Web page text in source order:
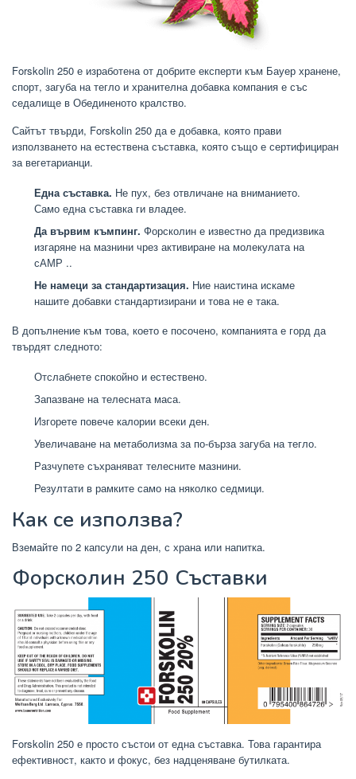
Forskolin 250 е изработена от добрите експерти към Бауер хранене,
спорт, загуба на тегло и хранителна добавка компания е със
седалище в Обединеното кралство.
Сайтът твърди, Forskolin 250 да е добавка, която прави
използването на естествена съставка, която също е сертифициран
за вегетарианци.
Една съставка. Не пух, без отвличане на вниманието.
Само една съставка ги владее.
Да вървим къмпинг. Форсколин е известно да предизвика
изгаряне на мазнини чрез активиране на молекулата на
сАМР ..
Не намеци за стандартизация. Ние наистина искаме
нашите добавки стандартизирани и това не е така.
В допълнение към това, което е посочено, компанията е горд да
твърдят следното:
Отслабнете спокойно и естествено.
Запазване на телесната маса.
Изгорете повече калории всеки ден.
Увеличаване на метаболизма за по-бърза загуба на тегло.
Разчупете съхраняват телесните мазнини.
Резултати в рамките само на няколко седмици.
Как се използва?
Вземайте по 2 капсули на ден, с храна или напитка.
Форсколин 250 Съставки
Forskolin 250 е просто състои от една съставка. Това гарантира
ефективност, както и фокус, без надценяване бутилката.